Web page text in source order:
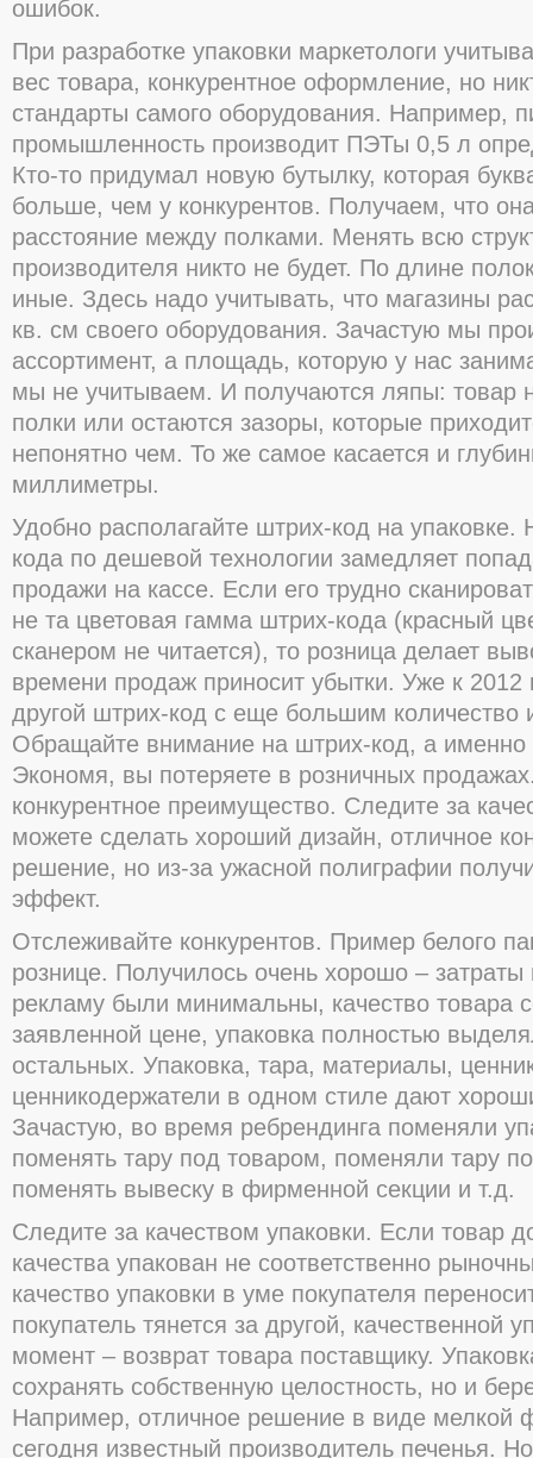
ошибок.
При разработке упаковки маркетологи
вес товара, конкурентное оформление, но
стандарты самого оборудования. Например,
промышленность производит ПЭТы 0,5 л
Кто-то придумал новую бутылку, которая
больше, чем у конкурентов. Получаем, что
расстояние между полками. Менять всю
производителя никто не будет. По длине
иные. Здесь надо учитывать, что магазины
кв. см своего оборудования. Зачастую мы
ассортимент, а площадь, которую у нас
мы не учитываем. И получаются ляпы: товар
полки или остаются зазоры, которые
непонятно чем. То же самое касается и
миллиметры.
Удобно располагайте штрих-код на упаковке.
кода по дешевой технологии замедляет
продажи на кассе. Если его трудно
не та цветовая гамма штрих-кода (красный
сканером не читается), то розница делает
времени продаж приносит убытки. Уже к 2012
другой штрих-код с еще большим количество
Обращайте внимание на штрих-код, а именно
Экономя, вы потеряете в розничных
конкурентное преимущество. Следите за
можете сделать хороший дизайн, отличное
решение, но из-за ужасной полиграфии
эффект.
Отслеживайте конкурентов. Пример белого
рознице. Получилось очень хорошо –
рекламу были минимальны, качество товара
заявленной цене, упаковка полностью
остальных. Упаковка, тара, материалы,
ценникодержатели в одном стиле дают
Зачастую, во время ребрендинга поменяли
поменять тару под товаром, поменяли тару
поменять вывеску в фирменной секции и т.д.
Следите за качеством упаковки. Если товар
качества упакован не соответственно
качество упаковки в уме покупателя
покупатель тянется за другой, качественной
момент – возврат товара поставщику.
сохранять собственную целостность, но и
Например, отличное решение в виде мелкой
сегодня известный производитель печенья.